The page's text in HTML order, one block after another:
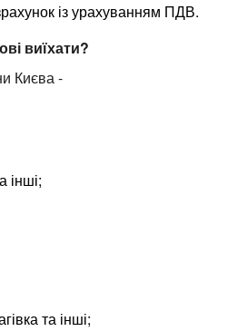
із урахуванням ПДВ.
виїхати?
Києва -
інші;
та інші;